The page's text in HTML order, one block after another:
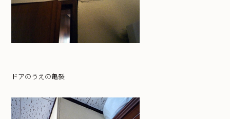
ドアのうえの亀裂